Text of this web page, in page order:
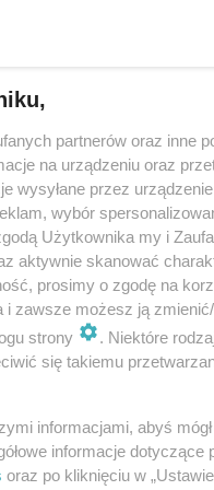
sadzy i zatrucia
grzewczy, który rozpoczął
małopolskim wciąż
Pożarna nie…
przed paleniem
partnerów oraz inne
na urządzeniu oraz
wysyłane przez
wybór
Użytkownika my i
aktywnie skanować
prosimy o zgodę na
i zawsze możesz ją
strony
. Niektóre
się takiemu
informacjami, abyś
informacje
oraz po kliknięciu w